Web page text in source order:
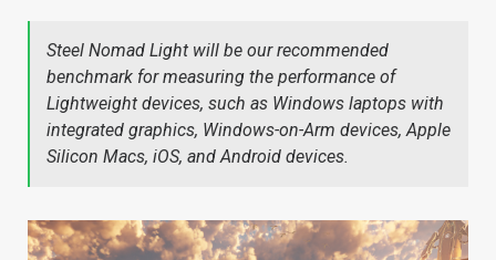
Steel Nomad Light will be our recommended
benchmark for measuring the performance of
Lightweight devices, such as Windows laptops with
integrated graphics, Windows-on-Arm devices, Apple
Silicon Macs, iOS, and Android devices.